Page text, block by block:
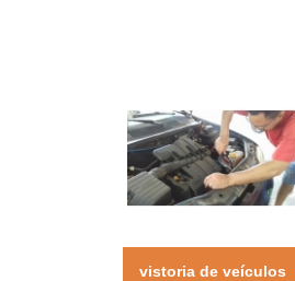
vistoria de veículos